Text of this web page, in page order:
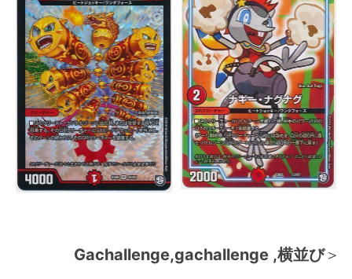
Gachallenge,gachallenge ,横並び＞